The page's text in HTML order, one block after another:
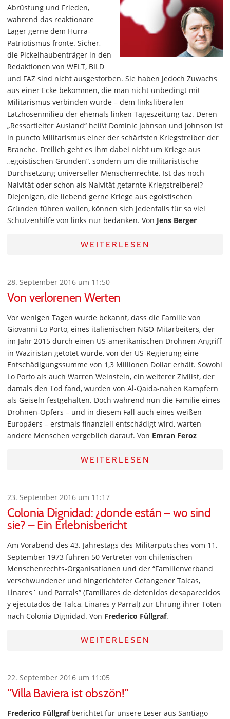
Abrüstung und Frieden,
während das reaktionäre
Lager gerne dem Hurra-
Patriotismus frönte. Sicher,
die Pickelhaubenträger in den
Redaktionen von WELT, BILD
und FAZ sind nicht ausgestorben. Sie haben jedoch Zuwachs
aus einer Ecke bekommen, die man nicht unbedingt mit
Militarismus verbinden würde – dem linksliberalen
Latzhosenmilieu der ehemals linken Tageszeitung taz. Deren
„Ressortleiter Ausland“ heißt Dominic Johnson und Johnson ist
in puncto Militarismus einer der schärfsten Kriegstreiber der
Branche. Freilich geht es ihm dabei nicht um Kriege aus
„egoistischen Gründen“, sondern um die militaristische
Durchsetzung universeller Menschenrechte. Ist das noch
Naivität oder schon als Naivität getarnte Kriegstreiberei?
Diejenigen, die liebend gerne Kriege aus egoistischen
Gründen führen wollen, können sich jedenfalls für so viel
Schützenhilfe von links nur bedanken. Von Jens Berger
WEITERLESEN
28. September 2016 um 11:50
Von verlorenen Werten
Vor wenigen Tagen wurde bekannt, dass die Familie von
Giovanni Lo Porto, eines italienischen NGO-Mitarbeiters, der
im Jahr 2015 durch einen US-amerikanischen Drohnen-Angriff
in Waziristan getötet wurde, von der US-Regierung eine
Entschädigungssumme von 1,3 Millionen Dollar erhält. Sowohl
Lo Porto als auch Warren Weinstein, ein weiterer Zivilist, der
damals den Tod fand, wurden von Al-Qaida-nahen Kämpfern
als Geiseln festgehalten. Doch während nun die Familie eines
Drohnen-Opfers – und in diesem Fall auch eines weißen
Europäers – erstmals finanziell entschädigt wird, warten
andere Menschen vergeblich darauf. Von Emran Feroz
WEITERLESEN
23. September 2016 um 11:17
Colonia Dignidad: ¿donde están – wo sind
sie? – Ein Erlebnisbericht
Am Vorabend des 43. Jahrestags des Militärputsches vom 11.
September 1973 fuhren 50 Vertreter von chilenischen
Menschenrechts-Organisationen und der “Familienverband
verschwundener und hingerichteter Gefangener Talcas,
Linares´ und Parrals” (Familiares de detenidos desaparecidos
y ejecutados de Talca, Linares y Parral) zur Ehrung ihrer Toten
nach Colonia Dignidad. Von Frederico Füllgraf.
WEITERLESEN
22. September 2016 um 11:05
“Villa Baviera ist obszön!”
Frederico Füllgrafberichtet für unsere Leser aus Santiago